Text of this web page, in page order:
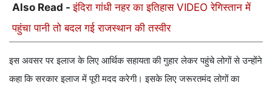
Also Read -इंदिरा गांधी नहर का इतिहास VIDEO रेगिस्तान में
पहुंचा पानी तो बदल गई राजस्थान की तस्वीर
इस अवसर पर इलाज के लिए आर्थिक सहायता की गुहार लेकर पहुंचे लोगों से उन्होंने
कहा कि सरकार इलाज में पूरी मदद करेगी। इसके लिए जरूरतमंद लोगों का